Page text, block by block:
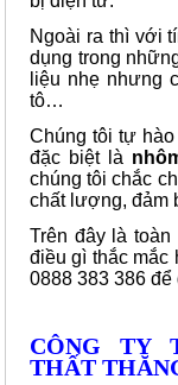
Ngoài ra thì với
dụng trong
liệu nhẹ nhưng
tô…
Chúng tôi tự
đặc biệt là
chúng tôi chắc
chất lượng, đảm
Trên đây là
điều gì thắc mắc
0888 383 386
CÔNG TY
THẤT